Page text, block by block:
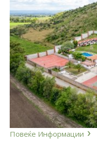
Повеќе Информации